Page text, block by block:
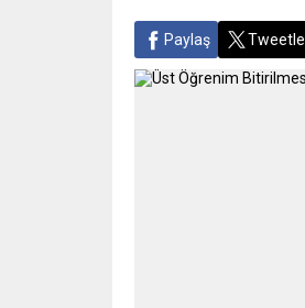
Paylaş Tweetle